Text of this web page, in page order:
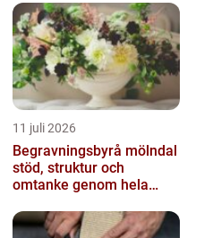
11 juli 2026
Begravningsbyrå mölndal
stöd, struktur och
omtanke genom hela